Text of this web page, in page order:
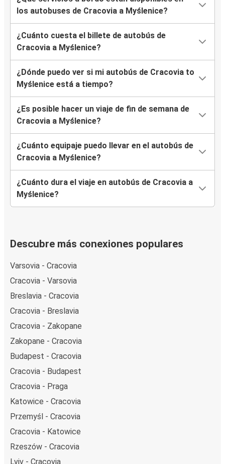
los autobuses de Cracovia a Myślenice?
¿Cuánto cuesta el billete de autobús de
Cracovia a Myślenice?
¿Dónde puedo ver si mi autobús de Cracovia to
Myślenice está a tiempo?
¿Es posible hacer un viaje de fin de semana de
Cracovia a Myślenice?
¿Cuánto equipaje puedo llevar en el autobús de
Cracovia a Myślenice?
¿Cuánto dura el viaje en autobús de Cracovia a
Myślenice?
Descubre más conexiones populares
Varsovia - Cracovia
Cracovia - Varsovia
Breslavia - Cracovia
Cracovia - Breslavia
Cracovia - Zakopane
Zakopane - Cracovia
Budapest - Cracovia
Cracovia - Budapest
Cracovia - Praga
Katowice - Cracovia
Przemyśl - Cracovia
Cracovia - Katowice
Rzeszów - Cracovia
Lviv - Cracovia